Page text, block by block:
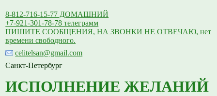
8-812-716-15-77 ДОМАШНИЙ
+7-921-301-78-78 телеграмм
ПИШИТЕ СООБЩЕНИЯ, НА ЗВОНКИ НЕ ОТВЕЧАЮ, нет
времени свободного.
celitelsan@gmail.com
Санкт-Петербург
ИСПОЛНЕНИЕ ЖЕЛАНИЙ